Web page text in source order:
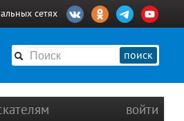
сетях
поиск
войти